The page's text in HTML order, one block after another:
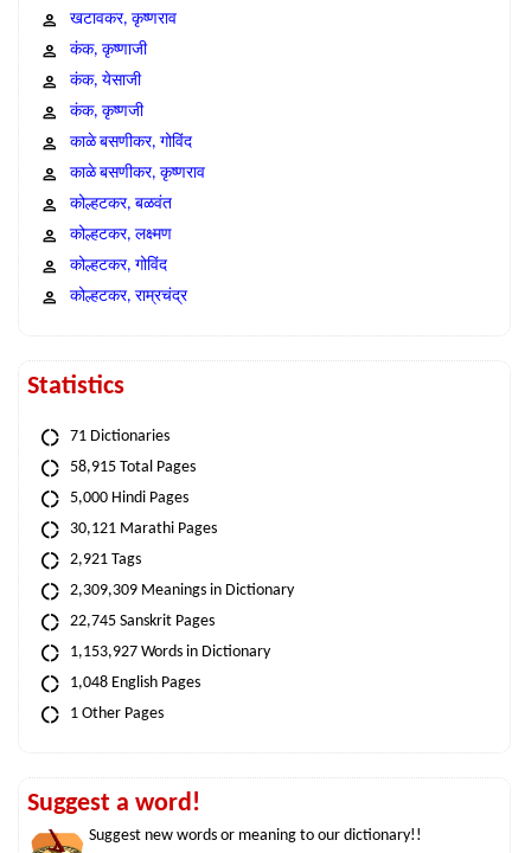
खटावकर, कृष्णराव
कंक, कृष्णाजी
कंक, येसाजी
कंक, कृष्णजी
काळे बसणीकर, गोविंद
काळे बसणीकर, कृष्णराव
कोल्हटकर, बळवंत
कोल्हटकर, लक्ष्मण
कोल्हटकर, गोविंद
कोल्हटकर, राम्रचंद्र
Statistics
71 Dictionaries
58,915 Total Pages
5,000 Hindi Pages
30,121 Marathi Pages
2,921 Tags
2,309,309 Meanings in Dictionary
22,745 Sanskrit Pages
1,153,927 Words in Dictionary
1,048 English Pages
1 Other Pages
Suggest a word!
Suggest new words or meaning to our dictionary!!